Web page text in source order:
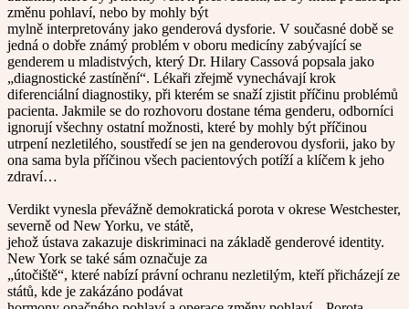
změnu pohlaví, nebo by mohly být
mylně interpretovány jako genderová dysforie. V současné době se
jedná o dobře známý problém v oboru medicíny zabývající se
genderem u mladistvých, který Dr. Hilary Cassová popsala jako
„diagnostické zastínění“. Lékaři zřejmě vynechávají krok
diferenciální diagnostiky, při kterém se snaží zjistit příčinu problémů
pacienta. Jakmile se do rozhovoru dostane téma genderu, odborníci
ignorují všechny ostatní možnosti, které by mohly být příčinou
utrpení nezletilého, soustředí se jen na genderovou dysforii, jako by
ona sama byla příčinou všech pacientových potíží a klíčem k jeho
zdraví…
Verdikt vynesla převážně demokratická porota v okrese Westchester,
severně od New Yorku, ve státě,
jehož ústava zakazuje diskriminaci na základě genderové identity.
New York se také sám označuje za
„útočiště“, které nabízí právní ochranu nezletilým, kteří přicházejí ze
států, kde je zakázáno podávat